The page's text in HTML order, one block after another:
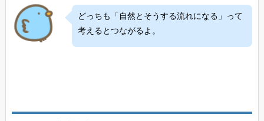
どっちも「自然とそうする流れになる」って
考えるとつながるよ。